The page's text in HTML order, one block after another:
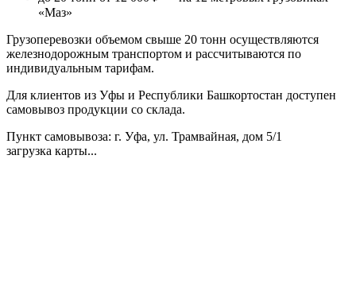
«Маз»
Грузоперевозки объемом свыше 20 тонн осуществляются
железнодорожным транспортом и рассчитываются по
индивидуальным тарифам.
Для клиентов из Уфы и Республики Башкортостан доступен
самовывоз продукции со склада.
Пункт самовывоза: г. Уфа, ул. Трамвайная, дом 5/1
загрузка карты...